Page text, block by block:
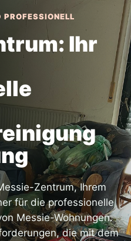
Ihr
Zentrum, Ihrem
für die professionelle
Messie-Wohnungen.
die mit dem